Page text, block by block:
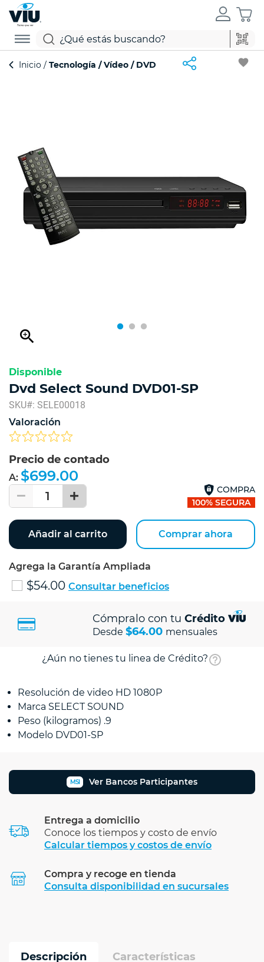
Inicio Tecnología Vídeo DVD favorite
zoom_in
Disponible
Dvd Select Sound DVD01-SP
SKU#: SELE00018
Valoración
Precio de contado
A: $699.00
1
COMPRA
100% SEGURA
Añadir al carrito Comprar ahora
Agrega la Garantía Ampliada
$54.00 Consultar beneficios
Cómpralo con tu Crédito
Desde $64.00 mensuales
¿Aún no tienes tu linea de Crédito?
Resolución de video HD 1080P
Marca SELECT SOUND
Peso (kilogramos) .9
Modelo DVD01-SP
MSI Ver Bancos Participantes
Entrega a domicilio
Conoce los tiempos y costo de envío
Calcular tiempos y costos de envío
Compra y recoge en tienda
Consulta disponibilidad en sucursales
Descripción Características